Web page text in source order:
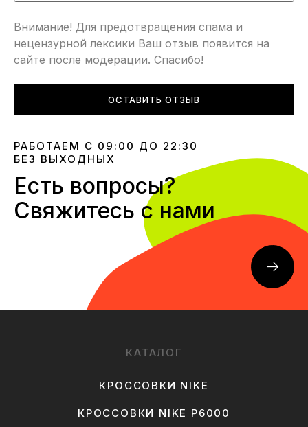
Внимание! Для предотвращения спама и
нецензурной лексики Ваш отзыв появится на
сайте после модерации. Спасибо!
ОСТАВИТЬ ОТЗЫВ
РАБОТАЕМ С 09:00 ДО 22:30
БЕЗ ВЫХОДНЫХ
Есть вопросы?
Свяжитесь с нами
КАТАЛОГ
КРОССОВКИ NIKE
КРОССОВКИ NIKE P6000